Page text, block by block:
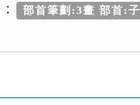
部首筆劃:3畫 部首:子